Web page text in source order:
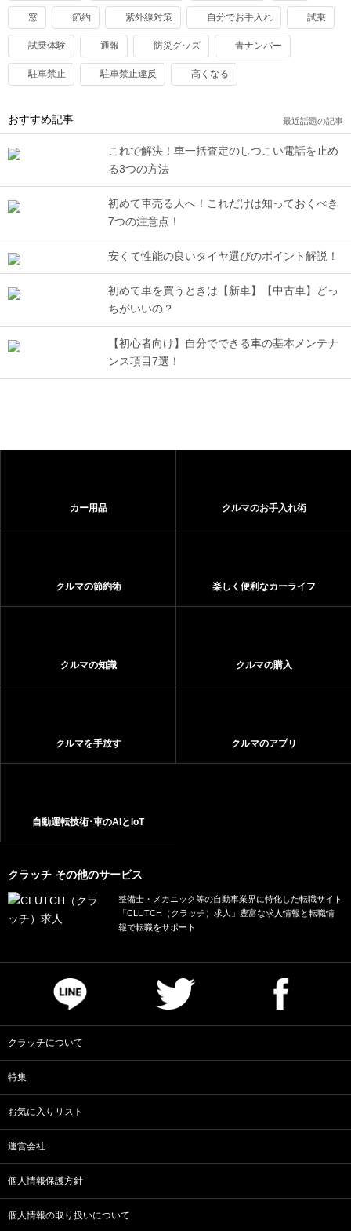
窓 節約 紫外線対策 自分でお手入れ 試乗
試乗体験 通報 防災グッズ 青ナンバー
駐車禁止 駐車禁止違反 高くなる
おすすめ記事 最近話題の記事
これで解決！車一括査定のしつこい電話を止め
る3つの方法
初めて車売る人へ！これだけは知っておくべき
7つの注意点！
安くて性能の良いタイヤ選びのポイント解説！
初めて車を買うときは【新車】【中古車】どっ
ちがいいの？
【初心者向け】自分でできる車の基本メンテナ
ンス項目7選！
カー用品 クルマのお手入れ術
クルマの節約術 楽しく便利なカーライフ
クルマの知識 クルマの購入
クルマを手放す クルマのアプリ
自動運転技術･車のAIとIoT
クラッチ その他のサービス
整備士・メカニック等の自動車業界に特化した転職サイト
「CLUTCH（クラッチ）求人」豊富な求人情報と転職情
報で転職をサポート
クラッチについて
特集
お気に入りリスト
運営会社
個人情報保護方針
個人情報の取り扱いについて